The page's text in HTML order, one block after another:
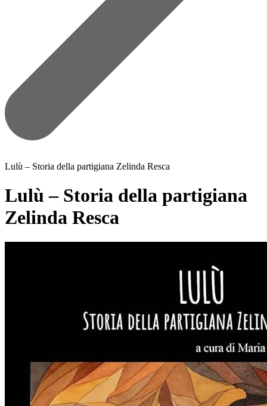
Lulù – Storia della partigiana Zelinda Resca
Lulù – Storia della partigiana
Zelinda Resca